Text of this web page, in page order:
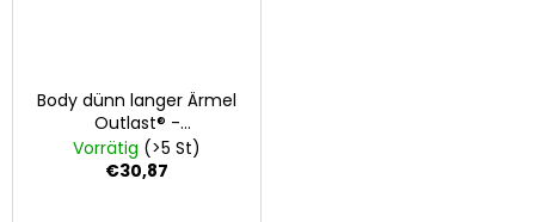
Body dünn langer Ärmel
Outlast® -
Hellmatchagrün
Vorrätig (>5 St)
€30,87